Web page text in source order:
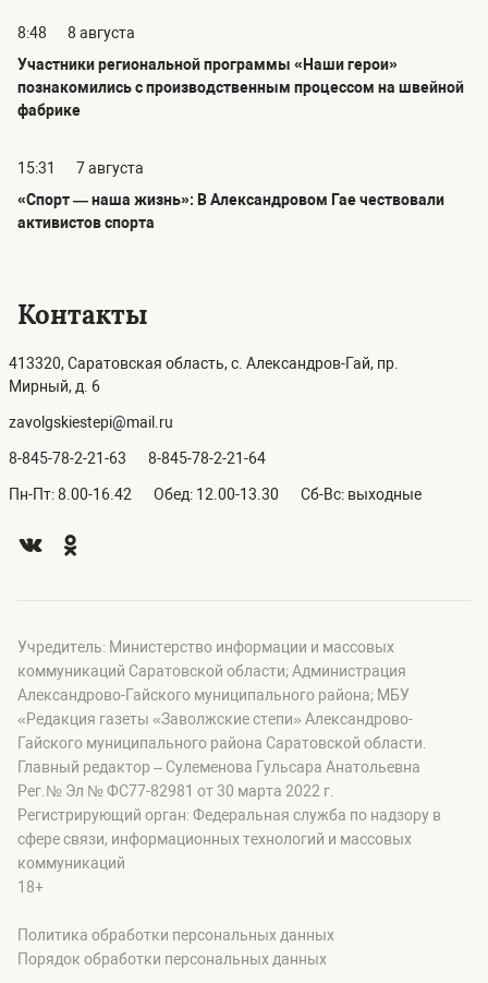
8:48
8 августа
Участники региональной программы «Наши герои»
познакомились с производственным процессом на швейной
фабрике
15:31
7 августа
«Спорт — наша жизнь»: В Александровом Гае чествовали
активистов спорта
Контакты
413320, Саратовская область, с. Александров-Гай, пр.
Мирный, д. 6
zavolgskiestepi@mail.ru
8-845-78-2-21-63 8-845-78-2-21-64
Пн-Пт: 8.00-16.42 Обед: 12.00-13.30 Сб-Вс: выходные
Учредитель: Министерство информации и массовых
коммуникаций Саратовской области; Администрация
Александрово-Гайского муниципального района; МБУ
«Редакция газеты «Заволжские степи» Александрово-
Гайского муниципального района Саратовской области.
Главный редактор – Сулеменова Гульсара Анатольевна
Рег.№ Эл № ФС77-82981 от 30 марта 2022 г.
Регистрирующий орган: Федеральная служба по надзору в
сфере связи, информационных технологий и массовых
коммуникаций
18+
Политика обработки персональных данных
Порядок обработки персональных данных